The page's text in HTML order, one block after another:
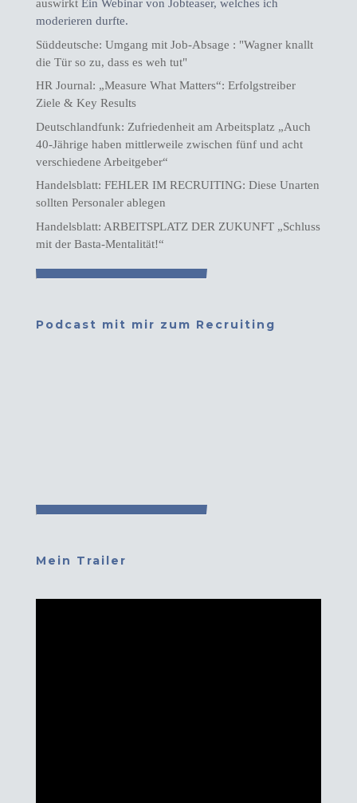
auswirktEin Webinar von Jobteaser, welches ich
moderieren durfte.
Süddeutsche: Umgang mit Job-Absage : "Wagner knallt
die Tür so zu, dass es weh tut"
HR Journal: „Measure What Matters“: Erfolgstreiber
Ziele & Key Results
Deutschlandfunk: Zufriedenheit am Arbeitsplatz „Auch
40-Jährige haben mittlerweile zwischen fünf und acht
verschiedene Arbeitgeber“
Handelsblatt: FEHLER IM RECRUITING: Diese Unarten
sollten Personaler ablegen
Handelsblatt: ARBEITSPLATZ DER ZUKUNFT „Schluss
mit der Basta-Mentalität!“
Podcast mit mir zum Recruiting
Mein Trailer